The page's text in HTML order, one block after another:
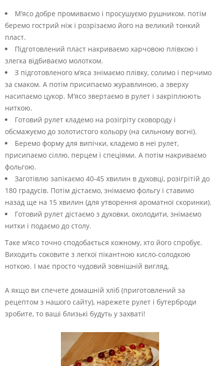
М’ясо добре промиваємо і просушуємо рушником. потім
беремо гострий ніж і розрізаємо його на великий тонкий
пласт.
Підготовлений пласт накриваємо харчовою плівкою і
злегка відбиваємо молотком.
З підготовленого м’яса знімаємо плівку, солимо і перчимо
за смаком. А потім присипаємо журавлиною, а зверху
насипаємо цукор. М’ясо звертаємо в рулет і закріплюють
ниткою.
Готовий рулет кладемо на розігріту сковороду і
обсмажуємо до золотистого кольору (на сильному вогні).
Беремо форму для випічки, кладемо в неї рулет,
присипаємо сіллю, перцем і спеціями. А потім накриваємо
фольгою.
Заготівлю запікаємо 40-45 хвилин в духовці, розігрітій до
180 градусів. Потім дістаємо, знімаємо фольгу і ставимо
назад ще на 15 хвилин (для утворення ароматної скоринки).
Готовий рулет дістаємо з духовки, охолодити, знімаємо
нитки і подаємо до столу.
Таке м’ясо точно сподобається кожному, хто його спробує.
Виходить соковите з легкої пікантною кисло-солодкою
ноткою. І має просто чудовий зовнішній вигляд.
А якщо ви спечете домашній хліб (приготовлений за
рецептом з нашого сайту), нарежете рулет і бутерброди
зробите, то ваші близькі будуть у захваті!